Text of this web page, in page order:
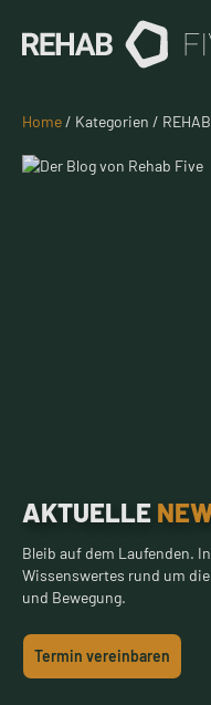
Home / Kategorien /
AKTUELLE
Bleib auf dem Laufenden.
Wissenswertes rund um
und Bewegung.
Termin vereinbaren